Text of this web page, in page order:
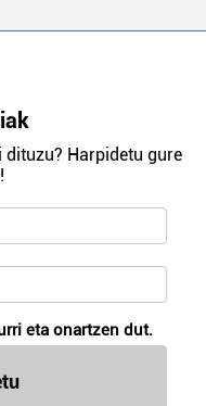
Harpidetu gure
eta onartzen dut.